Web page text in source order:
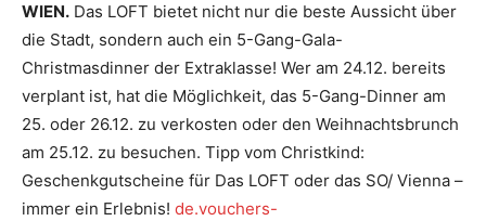
WIEN. Das LOFT bietet nicht nur die beste Aussicht über
die Stadt, sondern auch ein 5-Gang-Gala-
Christmasdinner der Extraklasse! Wer am 24.12. bereits
verplant ist, hat die Möglichkeit, das 5-Gang-Dinner am
25. oder 26.12. zu verkosten oder den Weihnachtsbrunch
am 25.12. zu besuchen. Tipp vom Christkind:
Geschenkgutscheine für Das LOFT oder das SO/ Vienna –
immer ein Erlebnis! de.vouchers-